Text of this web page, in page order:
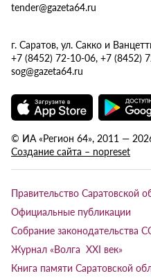
tender@gazeta64.ru
г. Саратов, ул. Сакко и
+7 (8452) 72-10-06, +7 (8452)
sog@gazeta64.ru
© ИА «Регион 64», 2011 —
Создание сайта – nopreset
Правительство Саратовской
Официальные публикации
Собрание законодательства
Журнал «Волга XXI век»
Книга памяти Саратовской